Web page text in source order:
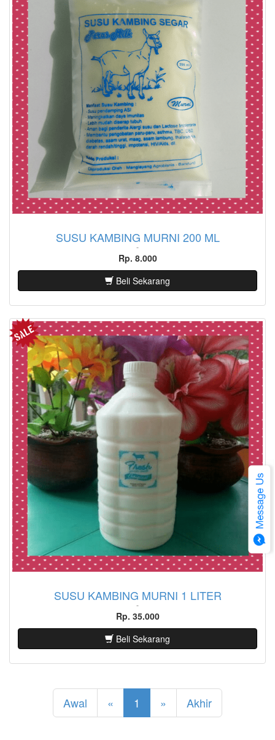
SUSU KAMBING MURNI 200 ML
Rp. 8.000
Beli Sekarang
SUSU KAMBING MURNI 1 LITER
Rp. 35.000
Beli Sekarang
Awal « 1 » Akhir